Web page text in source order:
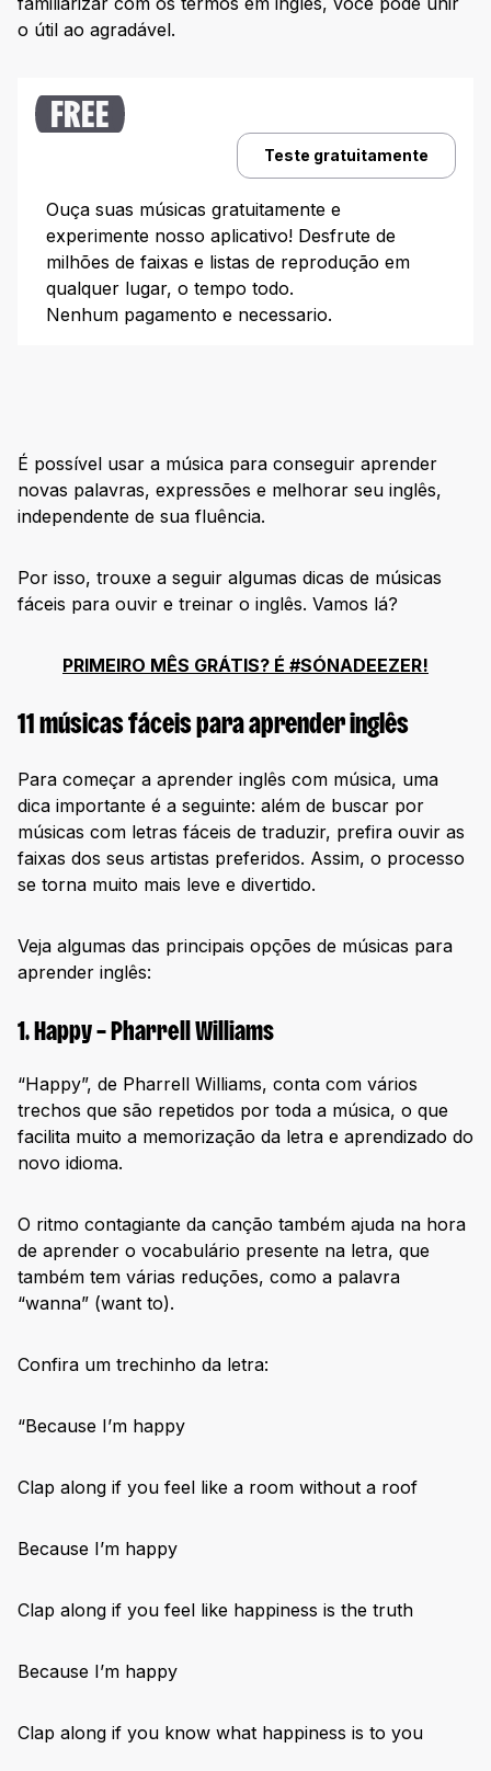
7. The Lazy Song – Bruno Mars
10. Yesterday – The Beatles
11. Imagine – John Lennon
Quais são as vantagens de usar músicas para
aprender inglês?
Poder treinar a qualquer hora e em qualquer lugar
Conhecer diferentes culturas
Ajudar na memorização
Aprenda um novo idioma: #SÓNADEEZER
o útil ao agradável.
FREE
Teste gratuitamente
Ouça suas músicas gratuitamente e
experimente nosso aplicativo! Desfrute de
milhões de faixas e listas de reprodução em
qualquer lugar, o tempo todo.
Nenhum pagamento e necessario.
É possível usar a música para conseguir aprender
novas palavras, expressões e melhorar seu inglês,
independente de sua fluência.
Por isso, trouxe a seguir algumas dicas de músicas
fáceis para ouvir e treinar o inglês. Vamos lá?
PRIMEIRO MÊS GRÁTIS? É #SÓNADEEZER!
11 músicas fáceis para aprender inglês
Para começar a aprender inglês com música, uma
dica importante é a seguinte: além de buscar por
músicas com letras fáceis de traduzir, prefira ouvir as
faixas dos seus artistas preferidos. Assim, o processo
se torna muito mais leve e divertido.
Veja algumas das principais opções de músicas para
aprender inglês:
1. Happy – Pharrell Williams
“Happy”, de Pharrell Williams, conta com vários
trechos que são repetidos por toda a música, o que
facilita muito a memorização da letra e aprendizado do
novo idioma.
O ritmo contagiante da canção também ajuda na hora
de aprender o vocabulário presente na letra, que
também tem várias reduções, como a palavra
“wanna” (want to).
Confira um trechinho da letra:
“Because I’m happy
Clap along if you feel like a room without a roof
Because I’m happy
Clap along if you feel like happiness is the truth
Because I’m happy
Clap along if you know what happiness is to you